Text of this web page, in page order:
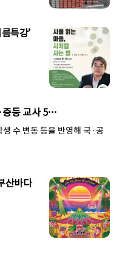
특강’
중등 교사 5…
수 변동 등을 반영해 국·공
산바다